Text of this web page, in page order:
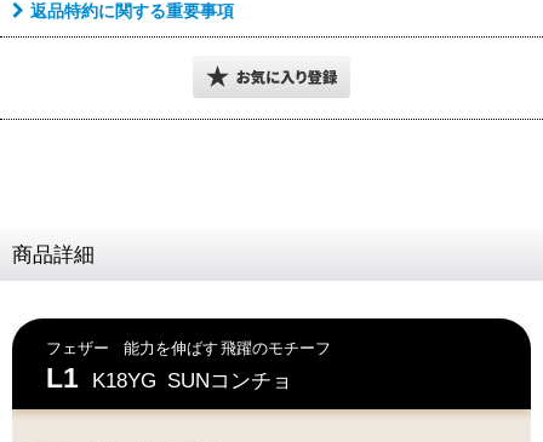
返品特約に関する重要事項
商品詳細
フェザー 能力を伸ばす 飛躍のモチーフ
L1 K18YG SUNコンチョ